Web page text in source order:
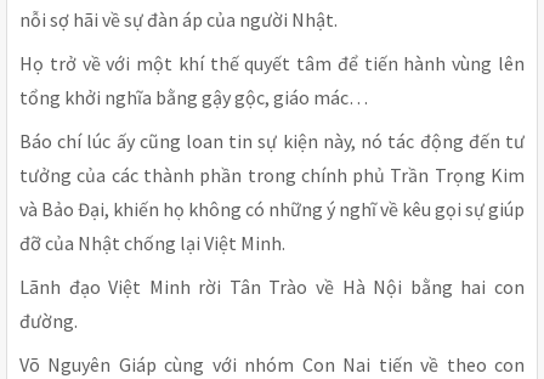
nỗi sợ hãi về sự đàn áp của người Nhật.
Họ trở về với một khí thế quyết tâm để tiến hành vùng lên
tổng khởi nghĩa bằng gậy gộc, giáo mác…
Báo chí lúc ấy cũng loan tin sự kiện này, nó tác động đến tư
tưởng của các thành phần trong chính phủ Trần Trọng Kim
và Bảo Đại, khiến họ không có những ý nghĩ về kêu gọi sự giúp
đỡ của Nhật chống lại Việt Minh.
Lãnh đạo Việt Minh rời Tân Trào về Hà Nội bằng hai con
đường.
Võ Nguyên Giáp cùng với nhóm Con Nai tiến về theo con